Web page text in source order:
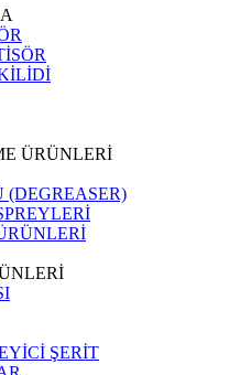
ÜRÜNLERİ
(DEGREASER)
ŞERİT